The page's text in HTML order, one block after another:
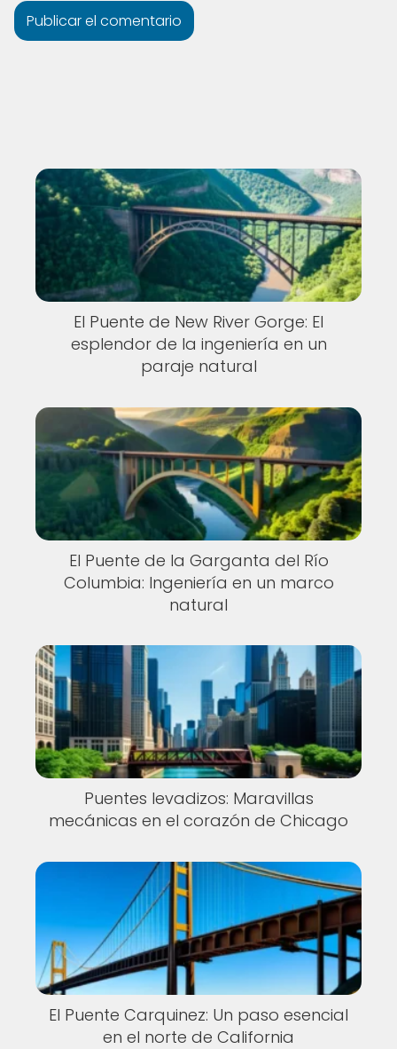
El Puente de New River Gorge: El
esplendor de la ingeniería en un
paraje natural
El Puente de la Garganta del Río
Columbia: Ingeniería en un marco
natural
Puentes levadizos: Maravillas
mecánicas en el corazón de Chicago
El Puente Carquinez: Un paso esencial
en el norte de California